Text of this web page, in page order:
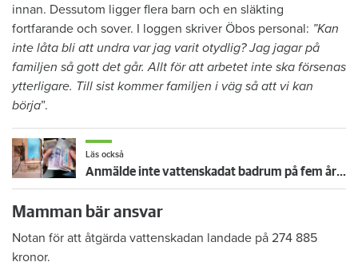
innan. Dessutom ligger flera barn och en släkting
fortfarande och sover. I loggen skriver Öbos personal: ”Kan
inte låta bli att undra var jag varit otydlig? Jag jagar på
familjen så gott det går. Allt för att arbetet inte ska försenas
ytterligare. Till sist kommer familjen i väg så att vi kan
börja”.
Läs också
Anmälde inte vattenskadat badrum på fem år – krävs på 125 000 kronor
Mamman bär ansvar
Notan för att åtgärda vattenskadan landade på 274 885
kronor.